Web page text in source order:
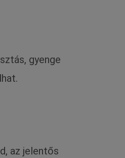
gyenge
az jelentős